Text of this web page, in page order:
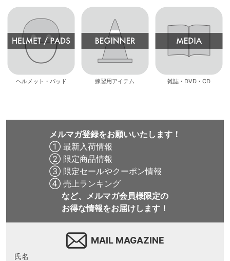
ヘルメット・パッド 練習用アイテム 雑誌・DVD・CD
メルマガ登録をお願いいたします！
① 最新入荷情報
② 限定商品情報
③ 限定セールやクーポン情報
④ 売上ランキング
など、メルマガ会員様限定の
お得な情報をお届けします！
MAIL MAGAZINE
氏名